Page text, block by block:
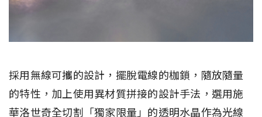
採用無線可攜的設計，擺脫電線的枷鎖，隨放隨量
的特性，加上使用異材質拼接的設計手法，選用施
華洛世奇全切割「獨家限量」的透明水晶作為光線